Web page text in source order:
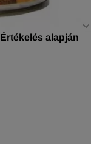
Értékelés alapján